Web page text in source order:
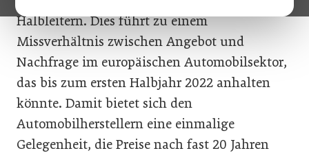
Halbleitern. Dies führt zu einem
Missverhältnis zwischen Angebot und
Nachfrage im europäischen Automobilsektor,
das bis zum ersten Halbjahr 2022 anhalten
könnte. Damit bietet sich den
Automobilherstellern eine einmalige
Gelegenheit, die Preise nach fast 20 Jahren